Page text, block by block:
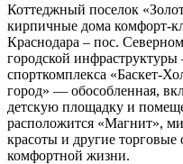
Коттеджный поселок
кирпичные дома комфорт-
Краснодара – пос.
городской
спорткомплекса «Баскет-
город» — обособленная,
детскую площадку и
расположится «Магнит»,
красоты и другие
комфортной жизни.